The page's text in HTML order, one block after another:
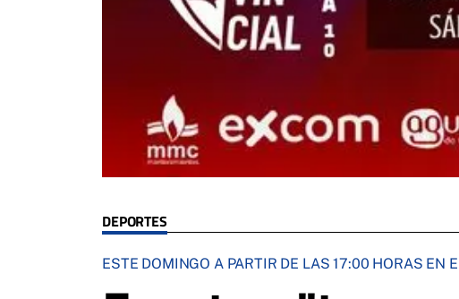
DEPORTES
ESTE DOMINGO A PARTIR DE LAS 17:00 HORAS EN